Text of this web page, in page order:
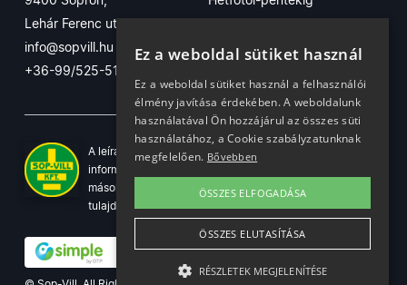
Lehár Ferenc utca 17/B
info@sopvill.hu
+36-99/525-515
7:30-16:30
Szombaton
A leírások, fotók, logók, és minden egyéb azon szereplő
információ cégünk szellemi tulajdonát képezik. Azok
másolása, üzleti célú felhasználása kizárólag a jog
tulajdonosának beleegyezésével történhet.
Ez a weboldal sütiket használ
Ez a weboldal sütiket használ a felhasználói
élmény javítása érdekében. A weboldalunk
használatával Ön hozzájárul az összes süti
használatához, a Cookie szabályzatunknak
megfelelően. Bővebben
ÖSSZES ELFOGADÁSA
ÖSSZES ELUTASÍTÁSA
RÉSZLETEK MEGJELENÍTÉSE